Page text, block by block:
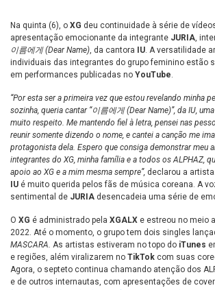
Na quinta (6), o XG deu continuidade à série de
apresentação emocionante da integrante JURIA,
이름에게 (Dear Name), da cantora IU. A versatilidade
individuais das integrantes do grupo feminino estão
em performances publicadas no YouTube.
“Por esta ser a primeira vez que estou revelando minha
sozinha, queria cantar “이름에게 (Dear Name)”, da IU,
muito respeito. Me mantendo fiel à letra, pensei nas
reunir somente dizendo o nome, e cantei a canção me
protagonista dela. Espero que consiga demonstrar meu
integrantes do XG, minha família e a todos os ALPHAZ,
apoio ao XG e a mim mesma sempre”, declarou a
IU é muito querida pelos fãs de música coreana. A
sentimental de JURIA desencadeia uma série de
O XG é administrado pela XGALX e estreou no meio
2022. Até o momento, o grupo tem dois singles
MASCARA. As artistas estiveram no topo do iTunes
e regiões, além viralizarem no TikTok com suas
Agora, o septeto continua chamando atenção dos
e de outros internautas, com apresentações de